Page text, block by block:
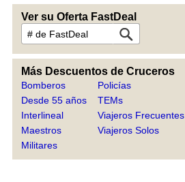
Ver su Oferta FastDeal
Más Descuentos de Cruceros
Bomberos
Desde 55 años
Interlineal
Maestros
Militares
Policías
TEMs
Viajeros Frecuentes
Viajeros Solos